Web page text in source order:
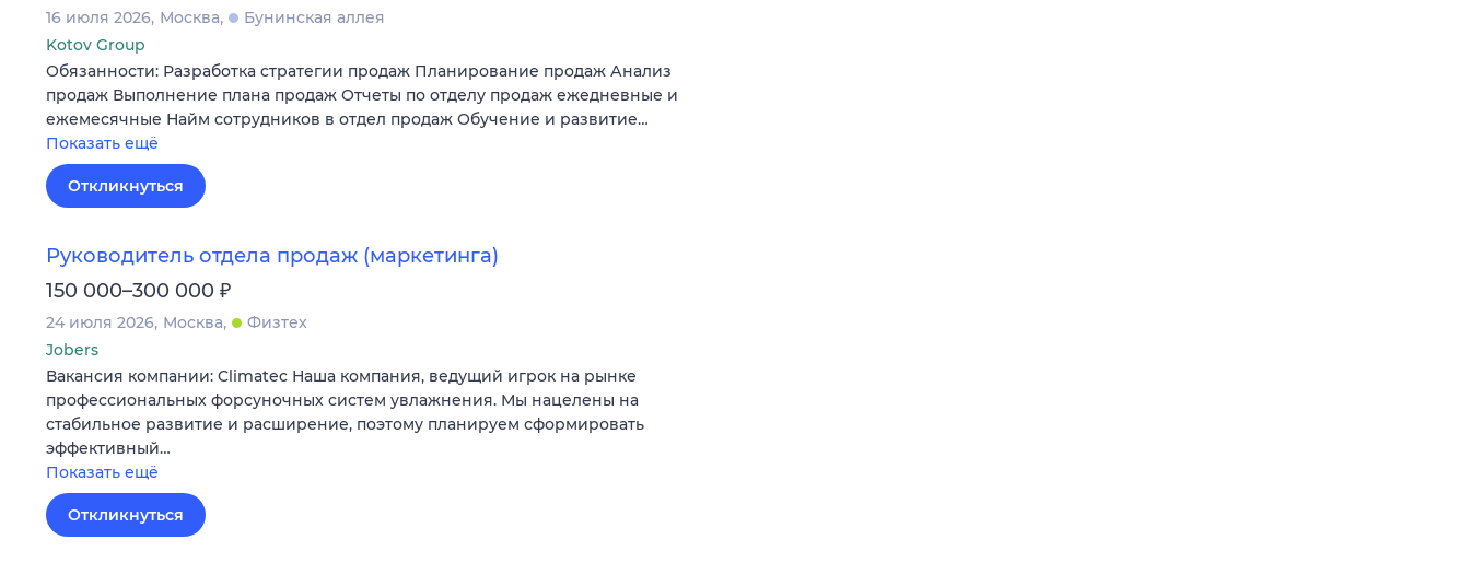
16 июля 2026 Москва
Бунинская аллея
Kotov Group
Обязанности: Разработка стратегии продаж Планирование продаж Анализ
продаж Выполнение плана продаж Отчеты по отделу продаж ежедневные и
ежемесячные Найм сотрудников в отдел продаж Обучение и развитие…
Показать ещё
Откликнуться
Руководитель отдела продаж (маркетинга)
150 000–300 000 ₽
24 июля 2026 Москва
Физтех
Jobers
Вакансия компании: Climatec Наша компания, ведущий игрок на рынке
профессиональных форсуночных систем увлажнения. Мы нацелены на
стабильное развитие и расширение, поэтому планируем сформировать
эффективный…
Показать ещё
Откликнуться